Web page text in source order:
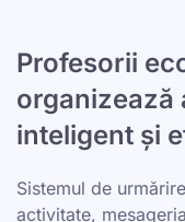
Profesorii
organizează
inteligent și
Sistemul de
activitate,